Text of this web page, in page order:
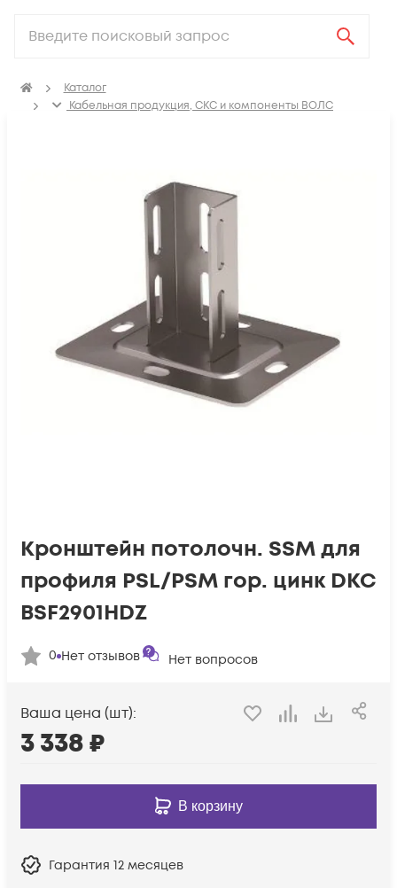
Каталог
Кабельная продукция, СКС и компоненты ВОЛС
Кронштейн потолочн. SSM для
профиля PSL/PSM гор. цинк DKC
BSF2901HDZ
0 Нет отзывов Нет вопросов
Ваша цена (шт):
3 338₽
В корзину
Гарантия 12 месяцев